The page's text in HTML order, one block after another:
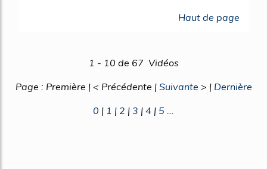
Haut de page
1 - 10 de 67 Vidéos
Page : Première | < Précédente | Suivante > | Dernière
0 | 1 | 2 | 3 | 4 | 5 ...